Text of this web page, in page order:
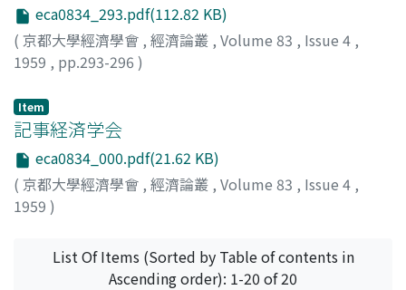
eca0834_293.pdf(112.82 KB)
( 京都大學經濟學會 , 經濟論叢 , Volume 83 , Issue 4 ,
1959 , pp.293-296 )
Item
記事経済学会
eca0834_000.pdf(21.62 KB)
( 京都大學經濟學會 , 經濟論叢 , Volume 83 , Issue 4 ,
1959 )
List Of Items (Sorted by Table of contents in
Ascending order): 1-20 of 20